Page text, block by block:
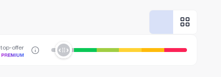
offer